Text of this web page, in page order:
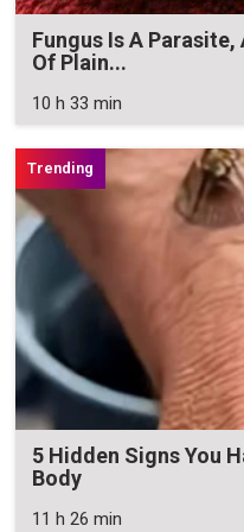
Fungus Is A
Of Plain...
10 h 33 min
5 Hidden Signs You
Body
11 h 26 min